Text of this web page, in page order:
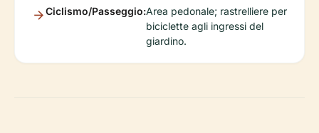
Ciclismo/Passeggio:Area pedonale; rastrelliere per
biciclette agli ingressi del
giardino.